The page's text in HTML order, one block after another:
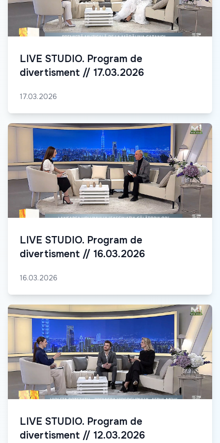
LIVE STUDIO. Program de
divertisment // 17.03.2026
17.03.2026
LIVE STUDIO. Program de
divertisment // 16.03.2026
16.03.2026
LIVE STUDIO. Program de
divertisment // 12.03.2026